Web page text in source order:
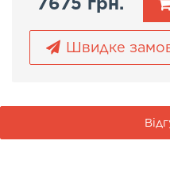
Швидке